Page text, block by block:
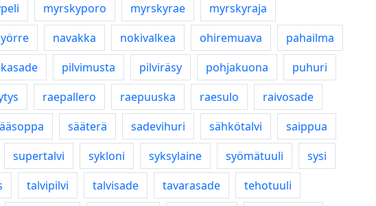
myrskyporo myrskyrae
myrskyraja
navakka nokivalkea ohiremuava
pahailma
pilvimusta pilviräsy pohjakuona
puhuri
raepallero raepuuska raesulo
raivosade
sääterä sadevihuri sähkötalvi
saippua
supertalvi sykloni syksylaine syömätuuli
sysi
talvipilvi talvisade tavarasade
tehotuuli